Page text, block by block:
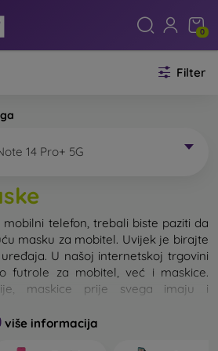
0
Filter
14 Pro+ 5G
mobilni telefon, trebali biste paziti da
masku za mobitel. Uvijek je birajte
U našoj internetskoj trgovini
futrole za mobitel, već i maskice.
maskice prije svega imaju i
također nazvati i stražnjom
više informacija